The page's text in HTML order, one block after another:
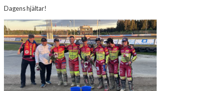
Dagens hjältar!